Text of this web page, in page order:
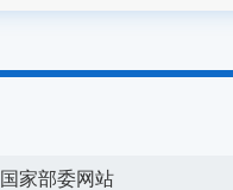
国家部委网站